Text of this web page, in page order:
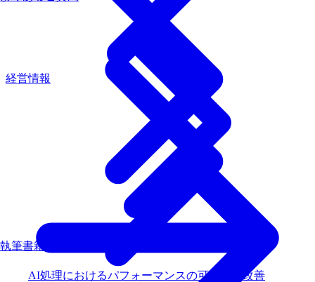
執筆書籍
AI処理におけるパフォーマンスの可視化と改善
経営情報